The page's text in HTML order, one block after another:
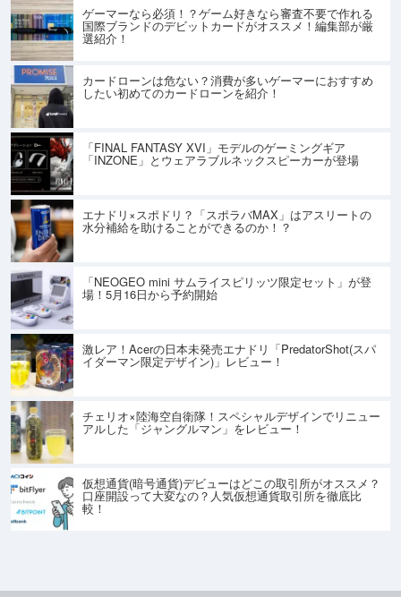
ゲーマーなら必須！？ゲーム好きなら審査不要で作れる
国際ブランドのデビットカードがオススメ！編集部が厳
選紹介！
カードローンは危ない？消費が多いゲーマーにおすすめ
したい初めてのカードローンを紹介！
「FINAL FANTASY XVI」モデルのゲーミングギア
「INZONE」とウェアラブルネックスピーカーが登場
エナドリ×スポドリ？「スポラバMAX」はアスリートの
水分補給を助けることができるのか！？
「NEOGEO mini サムライスピリッツ限定セット」が登
場！5月16日から予約開始
激レア！Acerの日本未発売エナドリ「PredatorShot(スパ
イダーマン限定デザイン)」レビュー！
チェリオ×陸海空自衛隊！スペシャルデザインでリニュー
アルした「ジャングルマン」をレビュー！
仮想通貨(暗号通貨)デビューはどこの取引所がオススメ？
口座開設って大変なの？人気仮想通貨取引所を徹底比
較！